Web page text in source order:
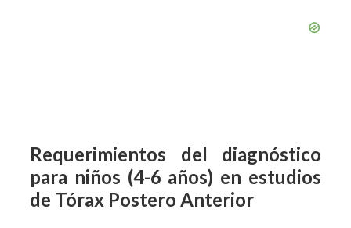
Requerimientos del diagnóstico
para niños (4-6 años) en estudios
de Tórax Postero Anterior